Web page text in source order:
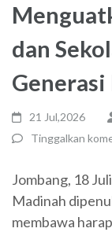
dan
21 Jul,2026
Tinggalkan
Jombang, 18
Madinah
membawa